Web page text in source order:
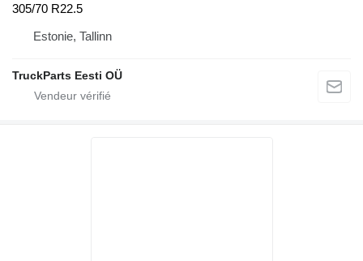
305/70 R22.5
Estonie, Tallinn
TruckParts Eesti OÜ